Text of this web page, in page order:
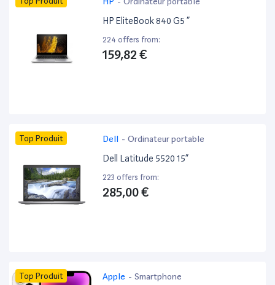
HP EliteBook 840 G5 ”
224 offers from:
159,82 €
Top Produit Dell - Ordinateur portable
Dell Latitude 5520 15”
223 offers from:
285,00 €
Top Produit Apple - Smartphone